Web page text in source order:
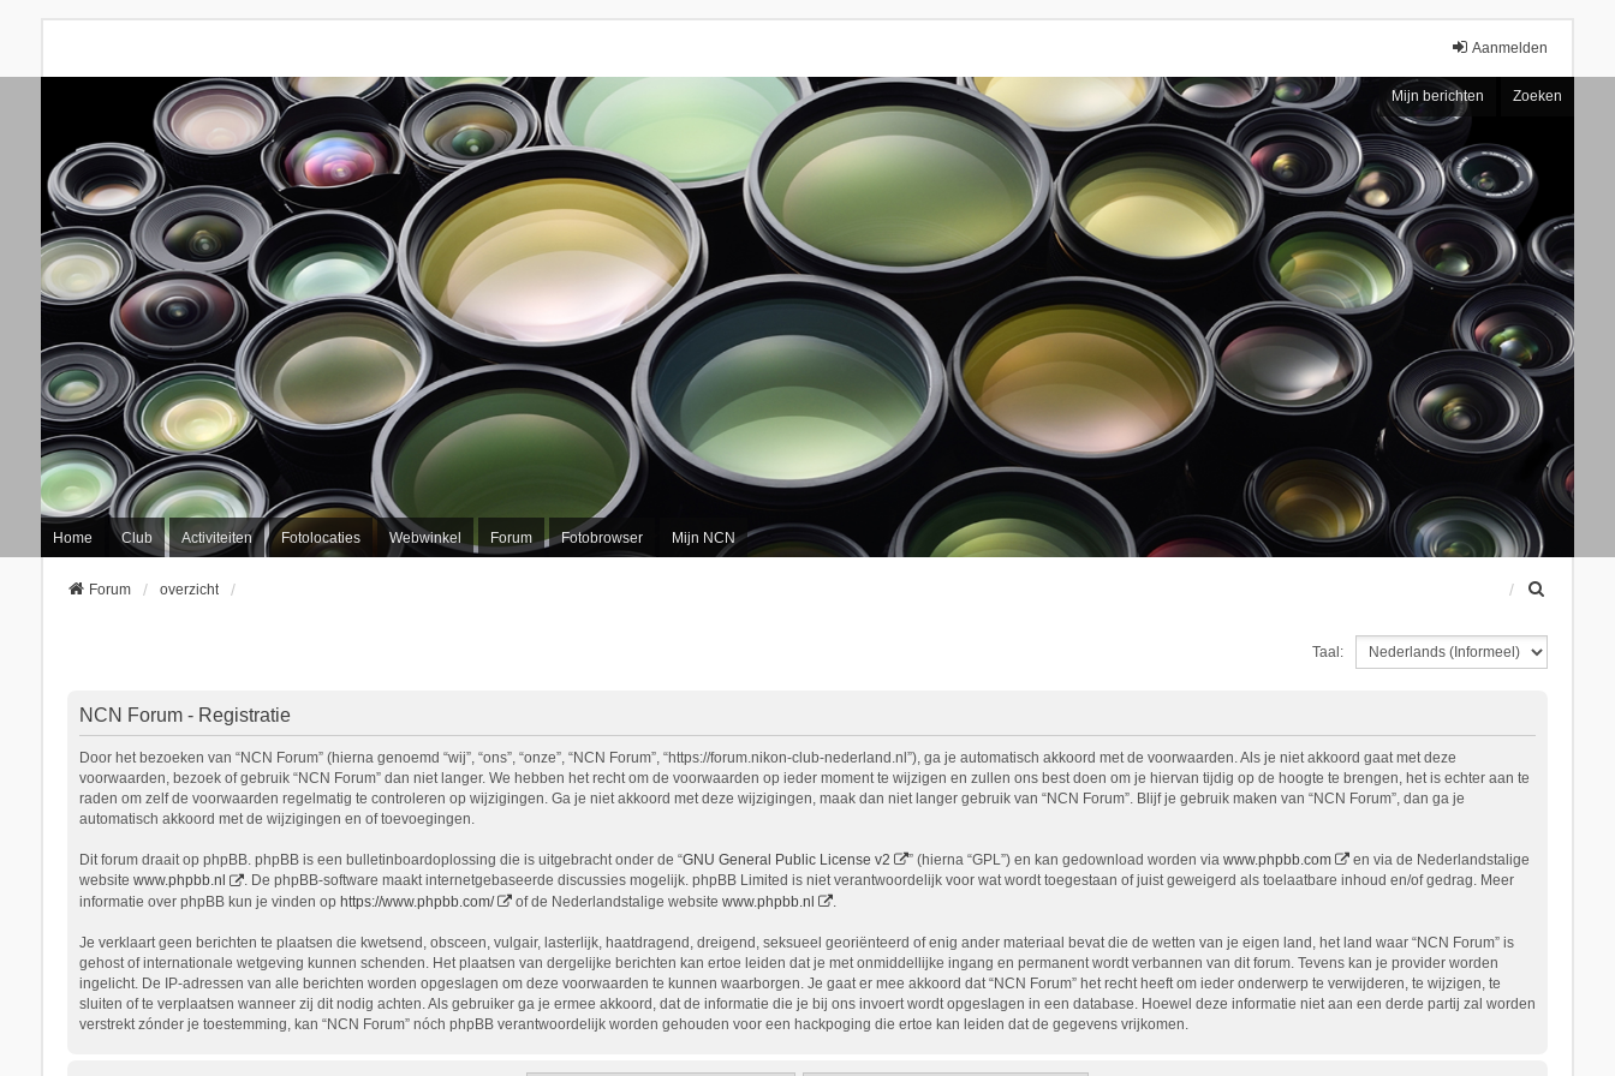
Aanmelden
Mijn berichten Zoeken
Home Club Activiteiten Fotolocaties Webwinkel Forum Fotobrowser Mijn NCN
Forum overzicht
e
Taal:
NCN Forum - Registratie
Door het bezoeken van “NCN Forum” (hierna genoemd “wij”, “ons”, “onze”, “NCN Forum”, “https://forum.nikon-club-nederland.nl”), ga je automatisch akkoord met de voorwaarden. Als je niet akkoord gaat met deze
voorwaarden, bezoek of gebruik “NCN Forum” dan niet langer. We hebben het recht om de voorwaarden op ieder moment te wijzigen en zullen ons best doen om je hiervan tijdig op de hoogte te brengen, het is echter aan te
raden om zelf de voorwaarden regelmatig te controleren op wijzigingen. Ga je niet akkoord met deze wijzigingen, maak dan niet langer gebruik van “NCN Forum”. Blijf je gebruik maken van “NCN Forum”, dan ga je
automatisch akkoord met de wijzigingen en of toevoegingen.
Dit forum draait op phpBB. phpBB is een bulletinboardoplossing die is uitgebracht onder de “GNU General Public License v2 ” (hierna “GPL”) en kan gedownload worden via www.phpbb.com
en via de Nederlandstalige
website www.phpbb.nl
. De phpBB-software maakt internetgebaseerde discussies mogelijk. phpBB Limited is niet verantwoordelijk voor wat wordt toegestaan of juist geweigerd als toelaatbare inhoud en/of gedrag. Meer
informatie over phpBB kun je vinden op https://www.phpbb.com/ of de Nederlandstalige website www.phpbb.nl .
Je verklaart geen berichten te plaatsen die kwetsend, obsceen, vulgair, lasterlijk, haatdragend, dreigend, seksueel georiënteerd of enig ander materiaal bevat die de wetten van je eigen land, het land waar “NCN Forum” is
gehost of internationale wetgeving kunnen schenden. Het plaatsen van dergelijke berichten kan ertoe leiden dat je met onmiddellijke ingang en permanent wordt verbannen van dit forum. Tevens kan je provider worden
ingelicht. De IP-adressen van alle berichten worden opgeslagen om deze voorwaarden te kunnen waarborgen. Je gaat er mee akkoord dat “NCN Forum” het recht heeft om ieder onderwerp te verwijderen, te wijzigen, te
sluiten of te verplaatsen wanneer zij dit nodig achten. Als gebruiker ga je ermee akkoord, dat de informatie die je bij ons invoert wordt opgeslagen in een database. Hoewel deze informatie niet aan een derde partij zal worden
verstrekt zónder je toestemming, kan “NCN Forum” nóch phpBB verantwoordelijk worden gehouden voor een hackpoging die ertoe kan leiden dat de gegevens vrijkomen.